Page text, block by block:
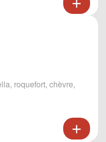
roquefort, chèvre,